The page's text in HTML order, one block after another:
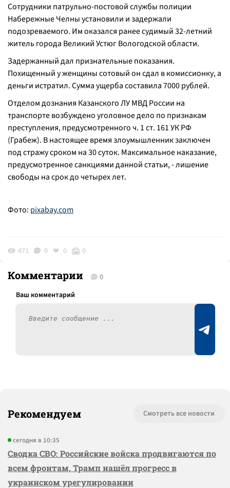
Сотрудники патрульно-постовой службы полиции
Набережные Челны установили и задержали
подозреваемого. Им оказался ранее судимый 32-летний
житель города Великий Устюг Вологодской области.
Задержанный дал признательные показания.
Похищенный у женщины сотовый он сдал в комиссионку, а
деньги истратил. Сумма ущерба составила 7000 рублей.
Отделом дознания Казанского ЛУ МВД России на
транспорте возбуждено уголовное дело по признакам
преступления, предусмотренного ч. 1 ст. 161 УК РФ
(Грабеж). В настоящее время злоумышленник заключен
под стражу сроком на 30 суток. Максимальное наказание,
предусмотренное санкциями данной статьи, - лишение
свободы на срок до четырех лет.
Фото: pixabay.com
471 0 0 0
Комментарии 0
Рекомендуем Смотреть все новости
сегодня в 10:35
Сводка СВО: Российские войска продвигаются по
всем фронтам, Трамп нашёл прогресс в
украинском урегулировании